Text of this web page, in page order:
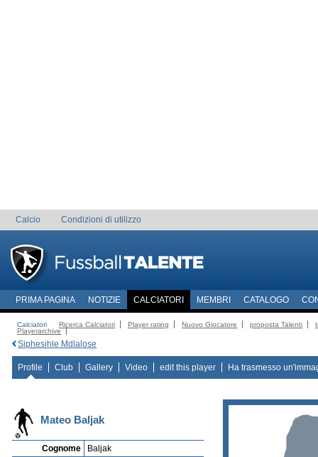
Calcio Condizioni di utilizzo
PRIMA PAGINA NOTIZIE CALCIATORI MEMBRI CATALOGO
Calciatori Ricerca Calciatori Player rating Nuovo Giocatore proposta Talenti
Playerarchive
Siphesihle Mdlalose
Profile Club Gallery Video edit this player Ha trasmesso
Mateo Baljak
Cognome
Baljak